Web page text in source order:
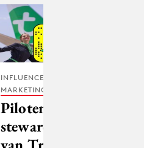
INFLUENCER
MARKETING
Piloten en
stewardessen